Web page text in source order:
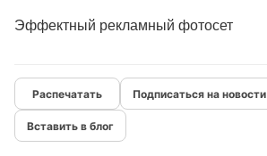
Эффектный рекламный фотосет
Подписаться на новости
Вставить в блог